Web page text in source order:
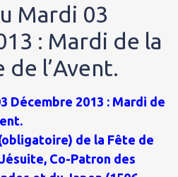
Mardi 03
: Mardi de la
de l’Avent.
Décembre 2013 : Mardi de
de la Fête de
Co-Patron des